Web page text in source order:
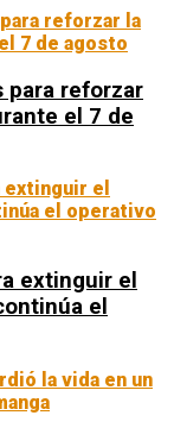
para reforzar
el 7 de
extinguir el
el